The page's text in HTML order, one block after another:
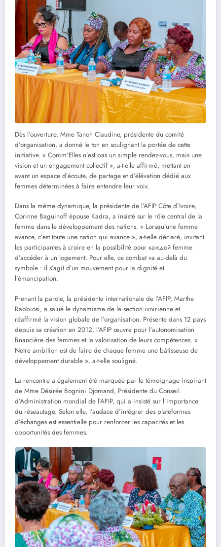
Dès l’ouverture, Mme Tanoh Claudine, présidente du comité
d’organisation, a donné le ton en soulignant la portée de cette
initiative. « Comm’Elles n’est pas un simple rendez-vous, mais une
vision et un engagement collectif », a-t-elle affirmé, mettant en
avant un espace d’écoute, de partage et d’élévation dédié aux
femmes déterminées à faire entendre leur voix.
Dans la même dynamique, la présidente de l’AFIP Côte d’Ivoire,
Corinne Baguinoff épouse Kadra, a insisté sur le rôle central de la
femme dans le développement des nations. « Lorsqu’une femme
avance, c’est toute une nation qui avance », a-t-elle déclaré, invitant
les participantes à croire en la possibilité pour каждой femme
d’accéder à un logement. Pour elle, ce combat va au-delà du
symbole : il s’agit d’un mouvement pour la dignité et
l’émancipation.
Prenant la parole, la présidente internationale de l’AFIP, Marthe
Rabbiosi, a salué le dynamisme de la section ivoirienne et
réaffirmé la vision globale de l’organisation. Présente dans 12 pays
depuis sa création en 2012, l’AFIP œuvre pour l’autonomisation
financière des femmes et la valorisation de leurs compétences. «
Notre ambition est de faire de chaque femme une bâtisseuse de
développement durable », a-t-elle souligné.
La rencontre a également été marquée par le témoignage inspirant
de Mme Désirée Bognini Djomand, Présidente du Conseil
d’Administration mondial de l’AFIP, qui a insisté sur l’importance
du réseautage. Selon elle, l’audace d’intégrer des plateformes
d’échanges est essentielle pour renforcer les capacités et les
opportunités des femmes.